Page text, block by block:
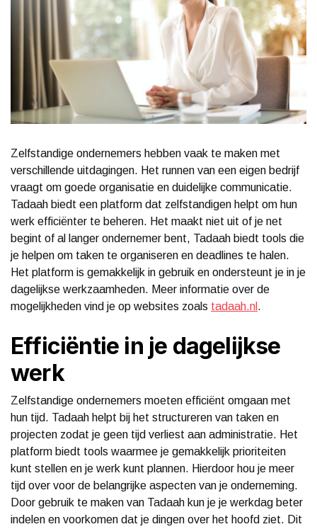
Zelfstandige ondernemers hebben vaak te maken met
verschillende uitdagingen. Het runnen van een eigen bedrijf
vraagt om goede organisatie en duidelijke communicatie.
Tadaah biedt een platform dat zelfstandigen helpt om hun
werk efficiënter te beheren. Het maakt niet uit of je net
begint of al langer ondernemer bent, Tadaah biedt tools die
je helpen om taken te organiseren en deadlines te halen.
Het platform is gemakkelijk in gebruik en ondersteunt je in je
dagelijkse werkzaamheden. Meer informatie over de
mogelijkheden vind je op websites zoals tadaah.nl .
Efficiëntie in je dagelijkse
werk
Zelfstandige ondernemers moeten efficiënt omgaan met
hun tijd. Tadaah helpt bij het structureren van taken en
projecten zodat je geen tijd verliest aan administratie. Het
platform biedt tools waarmee je gemakkelijk prioriteiten
kunt stellen en je werk kunt plannen. Hierdoor hou je meer
tijd over voor de belangrijke aspecten van je onderneming.
Door gebruik te maken van Tadaah kun je je werkdag beter
indelen en voorkomen dat je dingen over het hoofd ziet. Dit